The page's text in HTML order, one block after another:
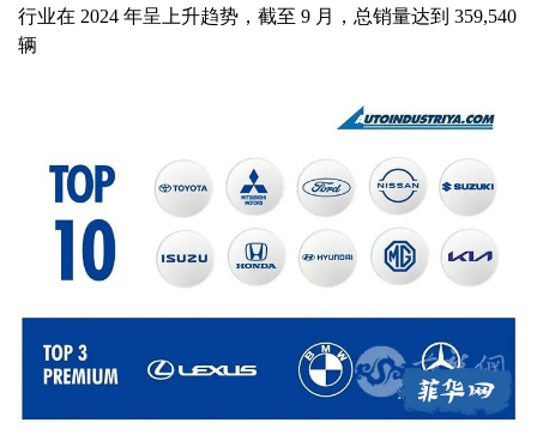
行业在 2024 年呈上升趋势，截至 9 月，总销量达到 359,540
辆